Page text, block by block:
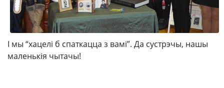
І мы “хацелі б спаткацца з вамі”. Да сустрэчы, нашы
маленькія чытачы!